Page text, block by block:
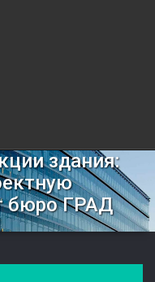
здания:
бюро ГРАД